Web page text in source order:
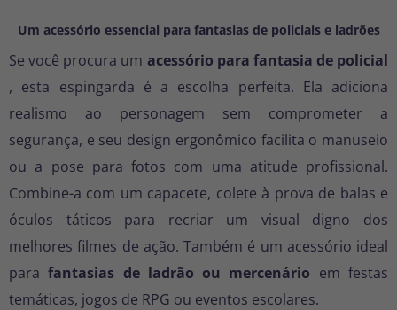
Um acessório essencial para fantasias de policiais e ladrões
Se você procura um acessório para fantasia de policial
, esta espingarda é a escolha perfeita. Ela adiciona
realismo ao personagem sem comprometer a
segurança, e seu design ergonômico facilita o manuseio
ou a pose para fotos com uma atitude profissional.
Combine-a com um capacete, colete à prova de balas e
óculos táticos para recriar um visual digno dos
melhores filmes de ação. Também é um acessório ideal
parafantasias de ladrão ou mercenário em festas
temáticas, jogos de RPG ou eventos escolares.